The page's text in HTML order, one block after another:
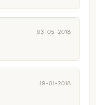
03-05-2018
19-01-2018